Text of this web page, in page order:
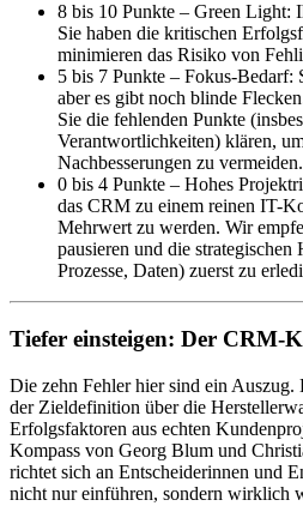
8 bis 10 Punkte – Green Light:
Sie haben die kritischen
minimieren das Risiko von
5 bis 7 Punkte – Fokus-Bedarf:
aber es gibt noch blinde
Sie die fehlenden Punkte
Verantwortlichkeiten) klären,
Nachbesserungen zu vermeiden.
0 bis 4 Punkte – Hohes
das CRM zu einem reinen IT-
Mehrwert zu werden. Wir
pausieren und die strategischen
Prozesse, Daten) zuerst zu
Tiefer einsteigen: Der CRM-
Die zehn Fehler hier sind ein
der Zieldefinition über die
Erfolgsfaktoren aus echten
Kompass von Georg Blum und
richtet sich an Entscheiderinnen und
nicht nur einführen, sondern wirklich